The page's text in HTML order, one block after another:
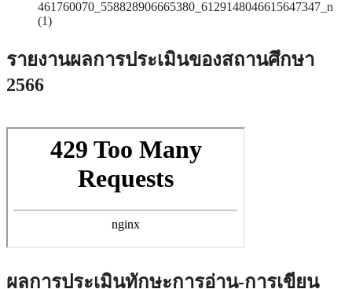
รายงานผลการประเมินของสถานศึกษา
2566
ผลการประเมินทักษะการอ่าน-การเขียน